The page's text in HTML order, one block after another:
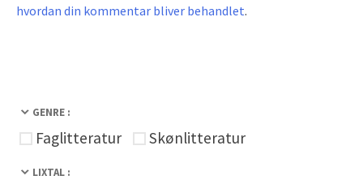
hvordan din kommentar bliver behandlet.
GENRE :
Faglitteratur Skønlitteratur
LIXTAL :